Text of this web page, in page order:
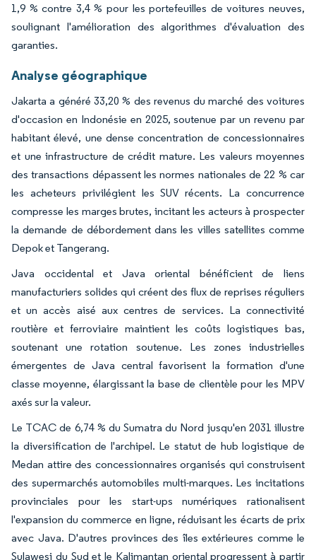
1,9 % contre 3,4 % pour les portefeuilles de voitures neuves,
soulignant l'amélioration des algorithmes d'évaluation des
garanties.
Analyse géographique
Jakarta a généré 33,20 % des revenus du marché des voitures
d'occasion en Indonésie en 2025, soutenue par un revenu par
habitant élevé, une dense concentration de concessionnaires
et une infrastructure de crédit mature. Les valeurs moyennes
des transactions dépassent les normes nationales de 22 % car
les acheteurs privilégient les SUV récents. La concurrence
compresse les marges brutes, incitant les acteurs à prospecter
la demande de débordement dans les villes satellites comme
Depok et Tangerang.
Java occidental et Java oriental bénéficient de liens
manufacturiers solides qui créent des flux de reprises réguliers
et un accès aisé aux centres de services. La connectivité
routière et ferroviaire maintient les coûts logistiques bas,
soutenant une rotation soutenue. Les zones industrielles
émergentes de Java central favorisent la formation d'une
classe moyenne, élargissant la base de clientèle pour les MPV
axés sur la valeur.
Le TCAC de 6,74 % du Sumatra du Nord jusqu'en 2031 illustre
la diversification de l'archipel. Le statut de hub logistique de
Medan attire des concessionnaires organisés qui construisent
des supermarchés automobiles multi-marques. Les incitations
provinciales pour les start-ups numériques rationalisent
l'expansion du commerce en ligne, réduisant les écarts de prix
avec Java. D'autres provinces des îles extérieures comme le
Sulawesi du Sud et le Kalimantan oriental progressent à partir